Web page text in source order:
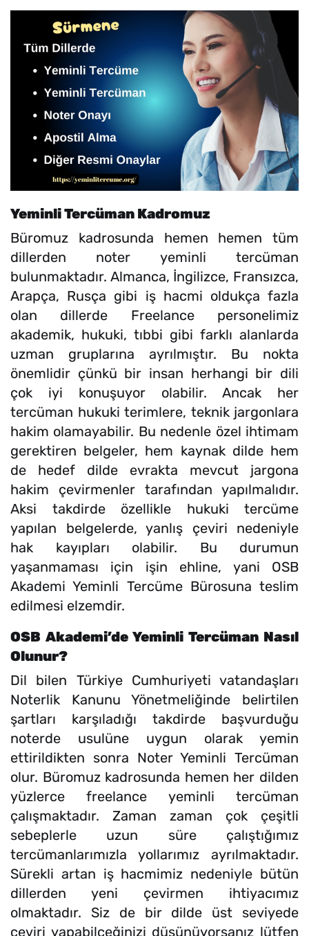
Yeminli Tercüman Kadromuz
Büromuz kadrosunda hemen hemen tüm
dillerden noter yeminli tercüman
bulunmaktadır. Almanca, İngilizce, Fransızca,
Arapça, Rusça gibi iş hacmi oldukça fazla
olan dillerde Freelance personelimiz
akademik, hukuki, tıbbi gibi farklı alanlarda
uzman gruplarına ayrılmıştır. Bu nokta
önemlidir çünkü bir insan herhangi bir dili
çok iyi konuşuyor olabilir. Ancak her
tercüman hukuki terimlere, teknik jargonlara
hakim olamayabilir. Bu nedenle özel ihtimam
gerektiren belgeler, hem kaynak dilde hem
de hedef dilde evrakta mevcut jargona
hakim çevirmenler tarafından yapılmalıdır.
Aksi takdirde özellikle hukuki tercüme
yapılan belgelerde, yanlış çeviri nedeniyle
hak kayıpları olabilir. Bu durumun
yaşanmaması için işin ehline, yani OSB
Akademi Yeminli Tercüme Bürosuna teslim
edilmesi elzemdir.
OSB Akademi’de Yeminli Tercüman Nasıl
Olunur?
Dil bilen Türkiye Cumhuriyeti vatandaşları
Noterlik Kanunu Yönetmeliğinde belirtilen
şartları karşıladığı takdirde başvurduğu
noterde usulüne uygun olarak yemin
ettirildikten sonra Noter Yeminli Tercüman
olur. Büromuz kadrosunda hemen her dilden
yüzlerce freelance yeminli tercüman
çalışmaktadır. Zaman zaman çok çeşitli
sebeplerle uzun süre çalıştığımız
tercümanlarımızla yollarımız ayrılmaktadır.
Sürekli artan iş hacmimiz nedeniyle bütün
dillerden yeni çevirmen ihtiyacımız
olmaktadır. Siz de bir dilde üst seviyede
çeviri yapabilceğinizi düşünüyorsanız lütfen